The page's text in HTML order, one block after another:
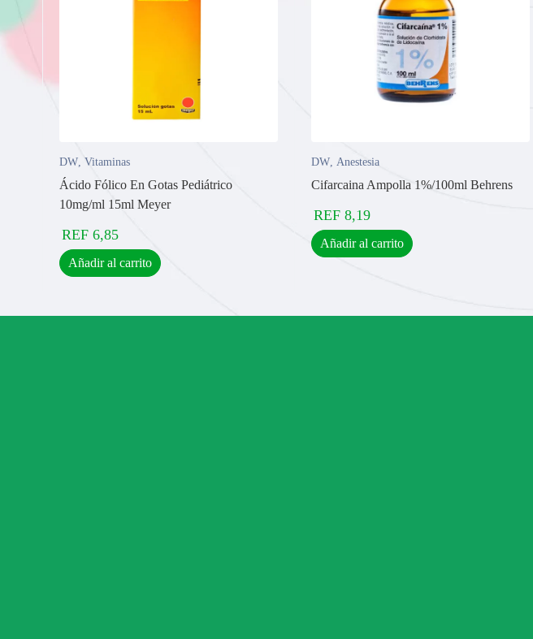
DW, Vitaminas
Ácido Fólico En Gotas Pediátrico
10mg/ml 15ml Meyer
REF 6,85
Añadir al carrito
DW, Anestesia
Cifarcaina Ampolla 1%/100ml Behrens
REF 8,19
Añadir al carrito